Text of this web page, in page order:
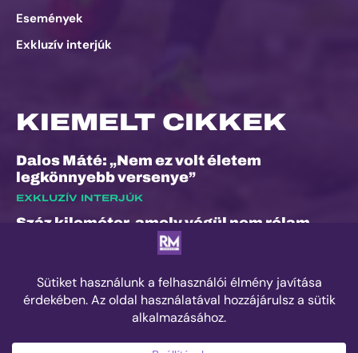
Események
Exkluzív interjúk
KIEMELT CIKKEK
Dalos Máté: „Nem ez volt életem
legkönnyebb versenye”
EXKLUZÍV INTERJÚK
Száz kilométer, amely végül nem rólam
Kilian Jornet hiánya sem törheti meg a
Sierre-Zinal varázsát, izgalmas verseny
jöhet a négyezres csúcsok között
ESEMÉNYEK